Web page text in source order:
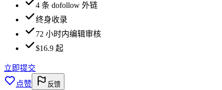
4 条 dofollow 外链
终身收录
72 小时内编辑审核
$16.9 起
立即提交
点赞
反馈